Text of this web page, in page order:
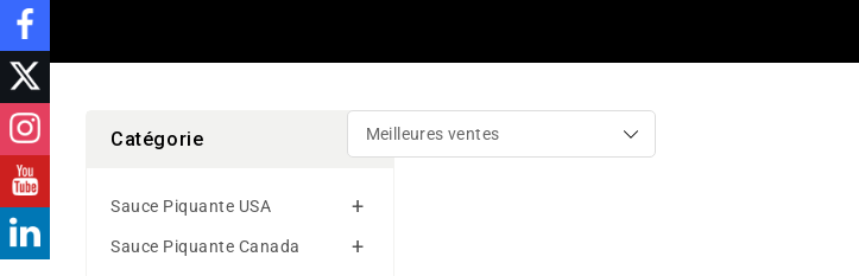
Catégorie
Sauce Piquante USA
Sauce Piquante Canada